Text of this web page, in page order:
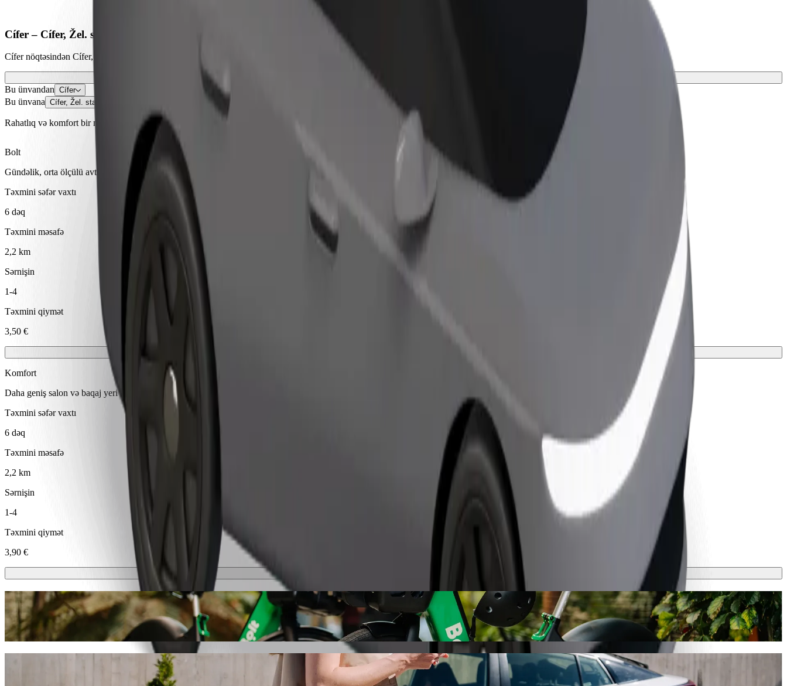
Cífer – Cífer, Žel. stanica istiqamətində necə səfər etmək olar?
Cífer nöqtəsindən Cífer, Žel. stanica nöqtəsinə çatmağın ən yaxşı yolunu axtarırsınız? Xidmətlərimizi araşdırın və sizin üçün ən mükəmməl gedişi tapın.
Tətbiqi endir
Bu ünvandan Cífer
Bu ünvana Cífer, Žel. stanica
Rahatlıq və komfort bir neçə toxunuşla əlinizdə!
Bolt
Gündəlik, orta ölçülü avtomobillərdə etibarlı gedişlər.
Təxmini səfər vaxtı
6 dəq
Təxmini məsafə
2,2 km
Sərnişin
1-4
Təxmini qiymət
3,50 €
Komfort
Daha geniş salon və baqaj yeri olan daha böyükölçülü avtomobillər
Təxmini səfər vaxtı
6 dəq
Təxmini məsafə
2,2 km
Sərnişin
1-4
Təxmini qiymət
3,90 €
Skuterlər və ya E-velosipedlər
Trnava şəhərində skuterlər və ya elektrik velosipedləri ilə hərəkət edin
Bolt Tətbiqini endir
Bolt ilə gediş sifariş edərək Cífer nöqtəsindən Cífer, Žel. stanica nöqtəsinə gedin